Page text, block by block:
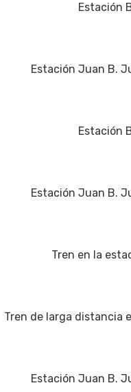
Estación
Estación Juan B.
Estación
Estación Juan B.
Tren en la
Tren de larga distancia
Estación Juan B.